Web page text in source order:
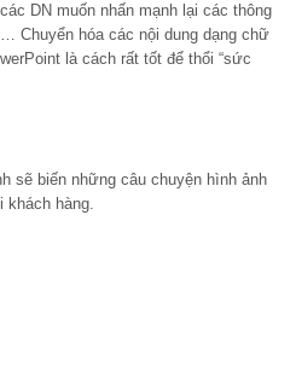
DN muốn nhấn mạnh lại các thông
Chuyển hóa các nội dung dạng chữ
là cách rất tốt để thổi “sức
sẽ biến những câu chuyện hình ảnh
khách hàng.